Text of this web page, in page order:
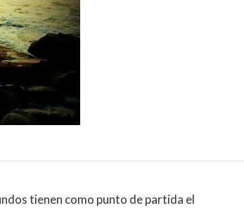
tienen como punto de partida el